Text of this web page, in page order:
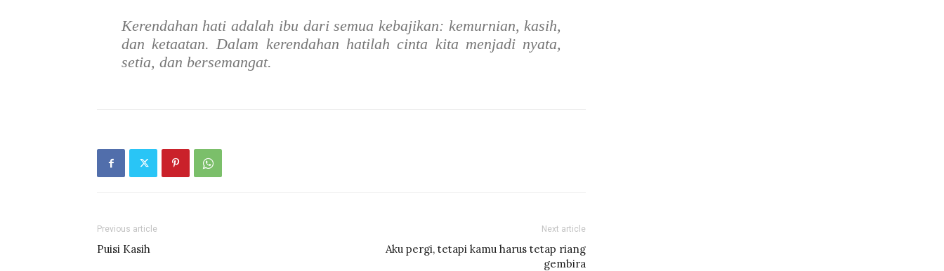
Kerendahan hati adalah ibu dari semua kebajikan: kemurnian, kasih,
dan ketaatan. Dalam kerendahan hatilah cinta kita menjadi nyata,
setia, dan bersemangat.
Previous article
Puisi Kasih
Next article
Aku pergi, tetapi kamu harus tetap riang
gembira